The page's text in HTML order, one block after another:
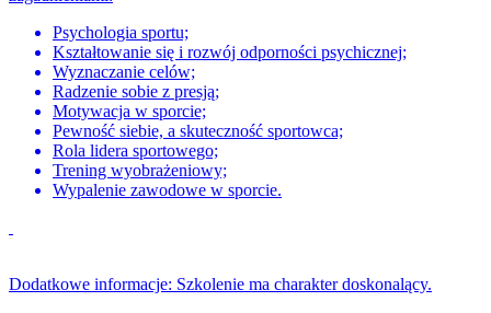
Psychologia sportu;
Kształtowanie się i rozwój odporności psychicznej;
Wyznaczanie celów;
Radzenie sobie z presją;
Motywacja w sporcie;
Pewność siebie, a skuteczność sportowca;
Rola lidera sportowego;
Trening wyobrażeniowy;
Wypalenie zawodowe w sporcie.
Dodatkowe informacje: Szkolenie ma charakter doskonalący.